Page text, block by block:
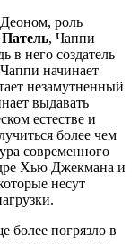
роль
, Чаппи
в него создатель
начинает
незамутненный
выдавать
естестве и
более чем
современного
Хью Джекмана и
несут
более погрязло в